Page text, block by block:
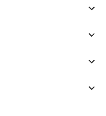



